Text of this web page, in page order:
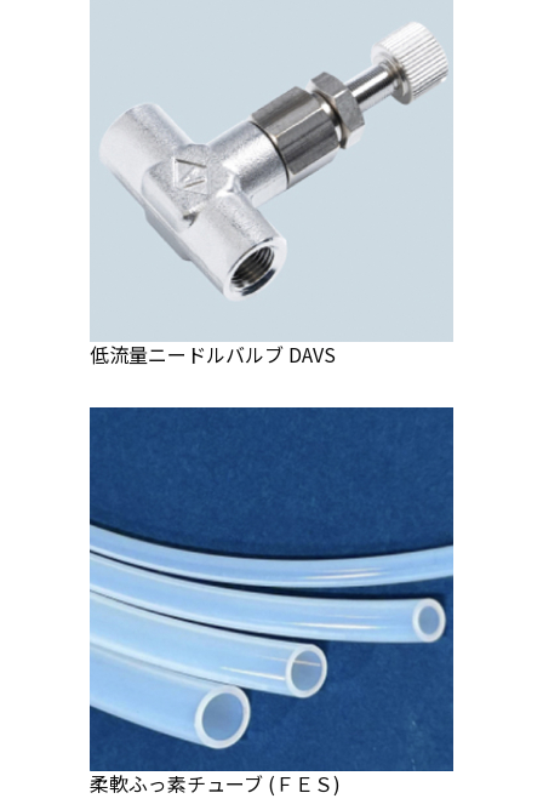
低流量ニードルバルブ DAVS
柔軟ふっ素チューブ (ＦＥＳ)